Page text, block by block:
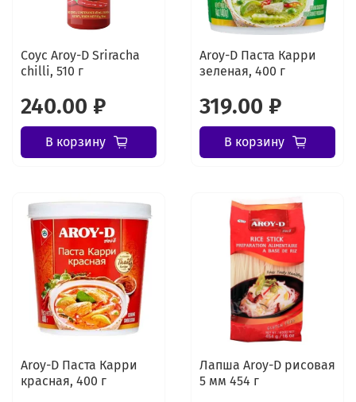
Соус Aroy-D Sriracha
chilli, 510 г
240.00 ₽
В корзину
Aroy-D Паста Карри
зеленая, 400 г
319.00 ₽
В корзину
Aroy-D Паста Карри
красная, 400 г
Лапша Aroy-D рисовая
5 мм 454 г